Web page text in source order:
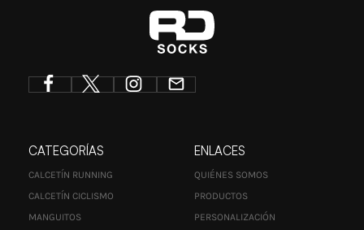
CATEGORÍAS
CALCETÍN RUNNING
CALCETÍN CICLISMO
MANGUITOS
ENLACES
QUIÉNES SOMOS
PRODUCTOS
PERSONALIZACIÓN